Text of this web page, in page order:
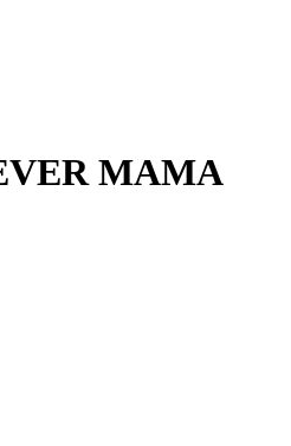
MAMA